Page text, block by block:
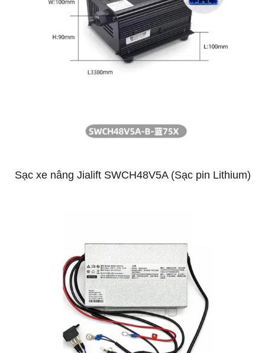
Sạc xe nâng Jialift SWCH48V5A (Sạc pin Lithium)